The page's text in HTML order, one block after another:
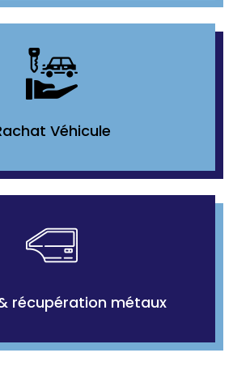
Véhicule
récupération métaux